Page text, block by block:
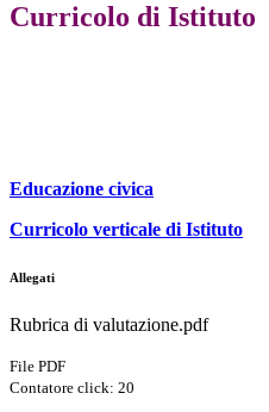
Curricolo di Istituto
Educazione civica
Curricolo verticale di Istituto
Allegati
Rubrica di valutazione.pdf
File PDF
Contatore click: 20